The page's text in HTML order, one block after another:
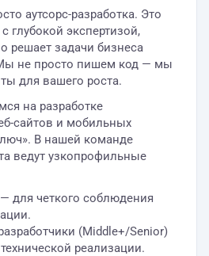
аутсорс-разработка. Это
глубокой экспертизой,
решает задачи бизнеса
не просто пишем код — мы
для вашего роста.
на разработке
сайтов и мобильных
В нашей команде
ведут узкопрофильные
для четкого соблюдения
(Middle+/Senior)
реализации.